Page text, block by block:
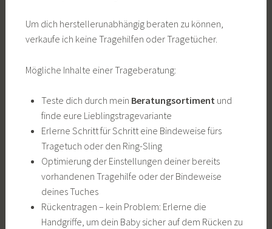
Um dich herstellerunabhängig beraten zu können,
verkaufe ich keine Tragehilfen oder Tragetücher.
Mögliche Inhalte einer Trageberatung:
Teste dich durch mein Beratungsortiment und
finde eure Lieblingstragevariante
Erlerne Schritt für Schritt eine Bindeweise fürs
Tragetuch oder den Ring-Sling
Optimierung der Einstellungen deiner bereits
vorhandenen Tragehilfe oder der Bindeweise
deines Tuches
Rückentragen – kein Problem: Erlerne die
Handgriffe, um dein Baby sicher auf dem Rücken zu